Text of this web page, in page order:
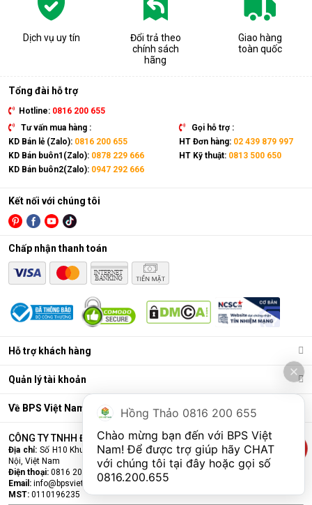
Dịch vụ uy tín
Đổi trả theo
chính sách
hãng
Giao hàng
toàn quốc
Tổng đài hỗ trợ
Hotline: 0816 200 655
Tư vấn mua hàng :
KD Bán lẻ (Zalo): 0816 200 655
KD Bán buôn1(Zalo): 0878 229 666
KD Bán buôn2(Zalo): 0947 292 666
Gọi hỗ trợ :
HT Đơn hàng: 02 439 879 997
HT Kỹ thuật: 0813 500 650
Hỗ trợ khách hàng
Quản lý tài khoản
Về BPS Việt Nam
Kết nối với chúng tôi
Chấp nhận thanh toán
CÔNG TY TNHH ĐẦU TƯ VÀ THƯƠNG MẠI BPS VIỆT NAM
Địa chỉ: Số H10 Khu đấu giá Ngô Thì Nhậm, Phường Hà Đông, Thành phố Hà
Nội, Việt Nam
Điện thoại: 0816 200 655
Email: info@bpsvietnam.vn
MST: 0110196235
Hồng Thảo 0816 200 655
Chào mừng bạn đến với BPS Việt
Nam! Để được trợ giúp hãy CHAT
0816.200.655